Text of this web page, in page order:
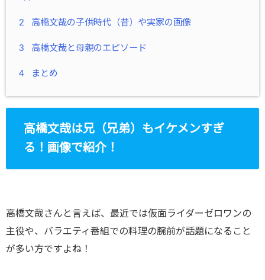
2 高橋文哉の子供時代（昔）や実家の画像
3 高橋文哉と母親のエピソード
4 まとめ
高橋文哉は兄（兄弟）もイケメンすぎ
る！画像で紹介！
高橋文哉さんと言えば、最近では仮面ライダーゼロワンの
主役や、バラエティ番組での料理の腕前が話題になること
が多い方ですよね！